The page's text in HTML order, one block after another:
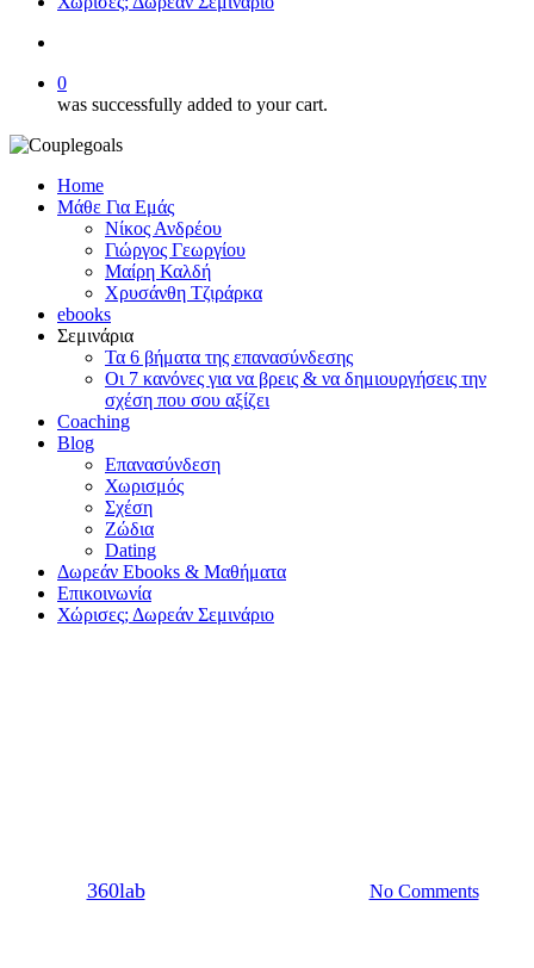
0
was successfully added to your cart.
Home
Μάθε Για Εμάς
Νίκος Ανδρέου
Γιώργος Γεωργίου
Μαίρη Καλδή
Χρυσάνθη Τζιράρκα
ebooks
Σεμινάρια
Τα 6 βήματα της επανασύνδεσης
Οι 7 κανόνες για να βρεις & να δημιουργήσεις την
σχέση που σου αξίζει
Coaching
Blog
Επανασύνδεση
Χωρισμός
Σχέση
Ζώδια
Dating
Δωρεάν Ebooks & Μαθήματα
Επικοινωνία
Χώρισες; Δωρεάν Σεμινάριο
360lab04/01/2021 No Comments